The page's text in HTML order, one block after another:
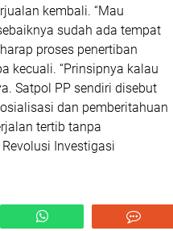
kembali. “Mau
sudah ada tempat
proses penertiban
kecuali. “Prinsipnya kalau
Satpol PP sendiri disebut
dan pemberitahuan
tertib tanpa
Investigasi